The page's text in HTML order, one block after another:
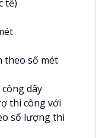
tế)
theo số mét
dây
thi công với
số lượng thi